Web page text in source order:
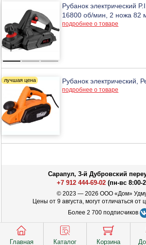
Главная Каталог Корзина
Рубанок электрический
16800 об/мин, 2 ножа 82
подробнее о товаре
Рубанок электрический,
подробнее о товаре
Сарапул, 3-й Дубровский
+7 912 444-69-02 (пн-вс 8:00-
© 2023 — 2026 ООО «Дом»
Цены от 9 августа, могут отличаться от
Более 2 700 подписчиков